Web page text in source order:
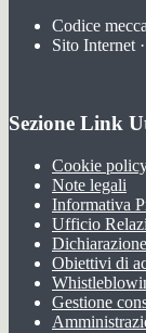
Codice
Sito Internet
Sezione Link
Cookie
Note legali
Informativa
Ufficio
Obiettivi di
Gestione